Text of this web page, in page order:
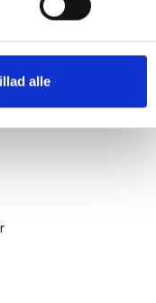
alle